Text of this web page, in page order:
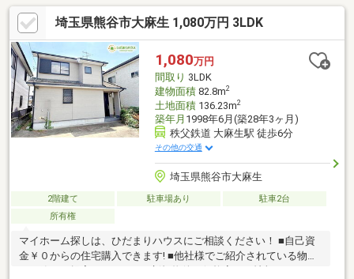
こい営業はいたしません。3.契約したら終わりではなくお引き渡
し後、お引越し後もお客様のパートナーであること。4.ウソやお
とり広告は一切使いません。(データ更新は迅速に行います。）5.
お客様の個人情報は細心の注意を払って取り扱います。
埼玉県熊谷市大麻生 1,080万円 3LDK
1,080万円
間取り 3LDK
建物面積82.8m2
土地面積136.23m2
築年月 1998年6月(築28年3ヶ月)
秩父鉄道 大麻生駅 徒歩6分
その他の交通
埼玉県熊谷市大麻生
2階建て 駐車場あり
駐車2台
所有権
マイホーム探しは、ひだまりハウスにご相談ください！ ■自己資
金￥０からの住宅購入できます! ■他社様でご紹介されている物件